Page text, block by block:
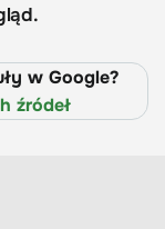
w Google?
źródeł